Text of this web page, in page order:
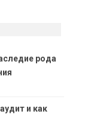
рода
и как